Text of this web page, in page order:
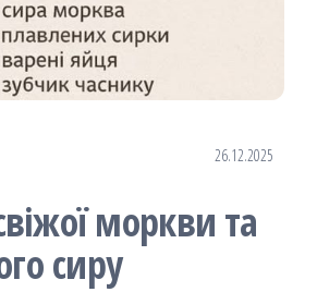
26.12.2025
моркви та
сиру